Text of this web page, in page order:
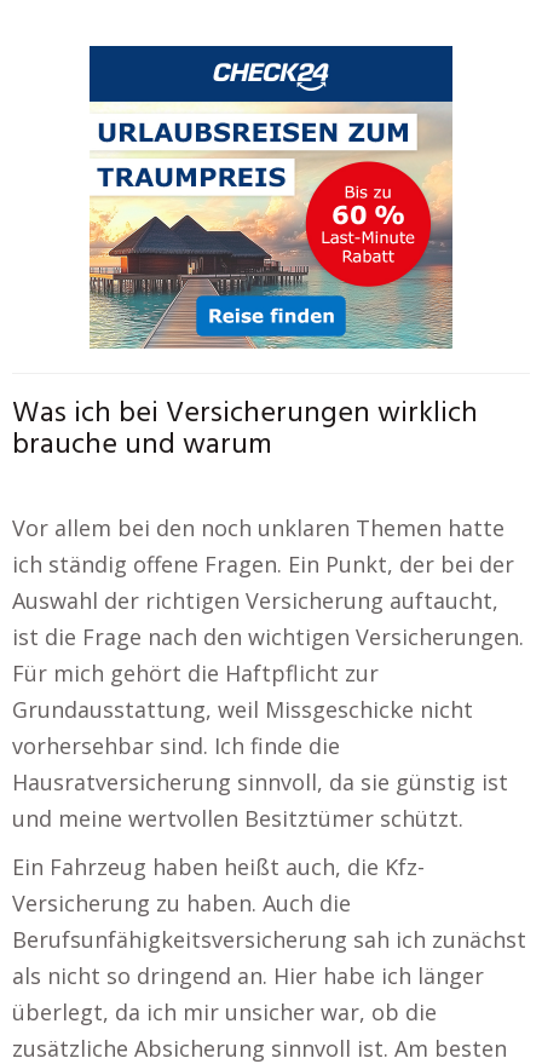
Was ich bei Versicherungen wirklich
brauche und warum
Vor allem bei den noch unklaren Themen hatte
ich ständig offene Fragen. Ein Punkt, der bei der
Auswahl der richtigen Versicherung auftaucht,
ist die Frage nach den wichtigen Versicherungen.
Für mich gehört die Haftpflicht zur
Grundausstattung, weil Missgeschicke nicht
vorhersehbar sind. Ich finde die
Hausratversicherung sinnvoll, da sie günstig ist
und meine wertvollen Besitztümer schützt.
Ein Fahrzeug haben heißt auch, die Kfz-
Versicherung zu haben. Auch die
Berufsunfähigkeitsversicherung sah ich zunächst
als nicht so dringend an. Hier habe ich länger
überlegt, da ich mir unsicher war, ob die
zusätzliche Absicherung sinnvoll ist. Am besten